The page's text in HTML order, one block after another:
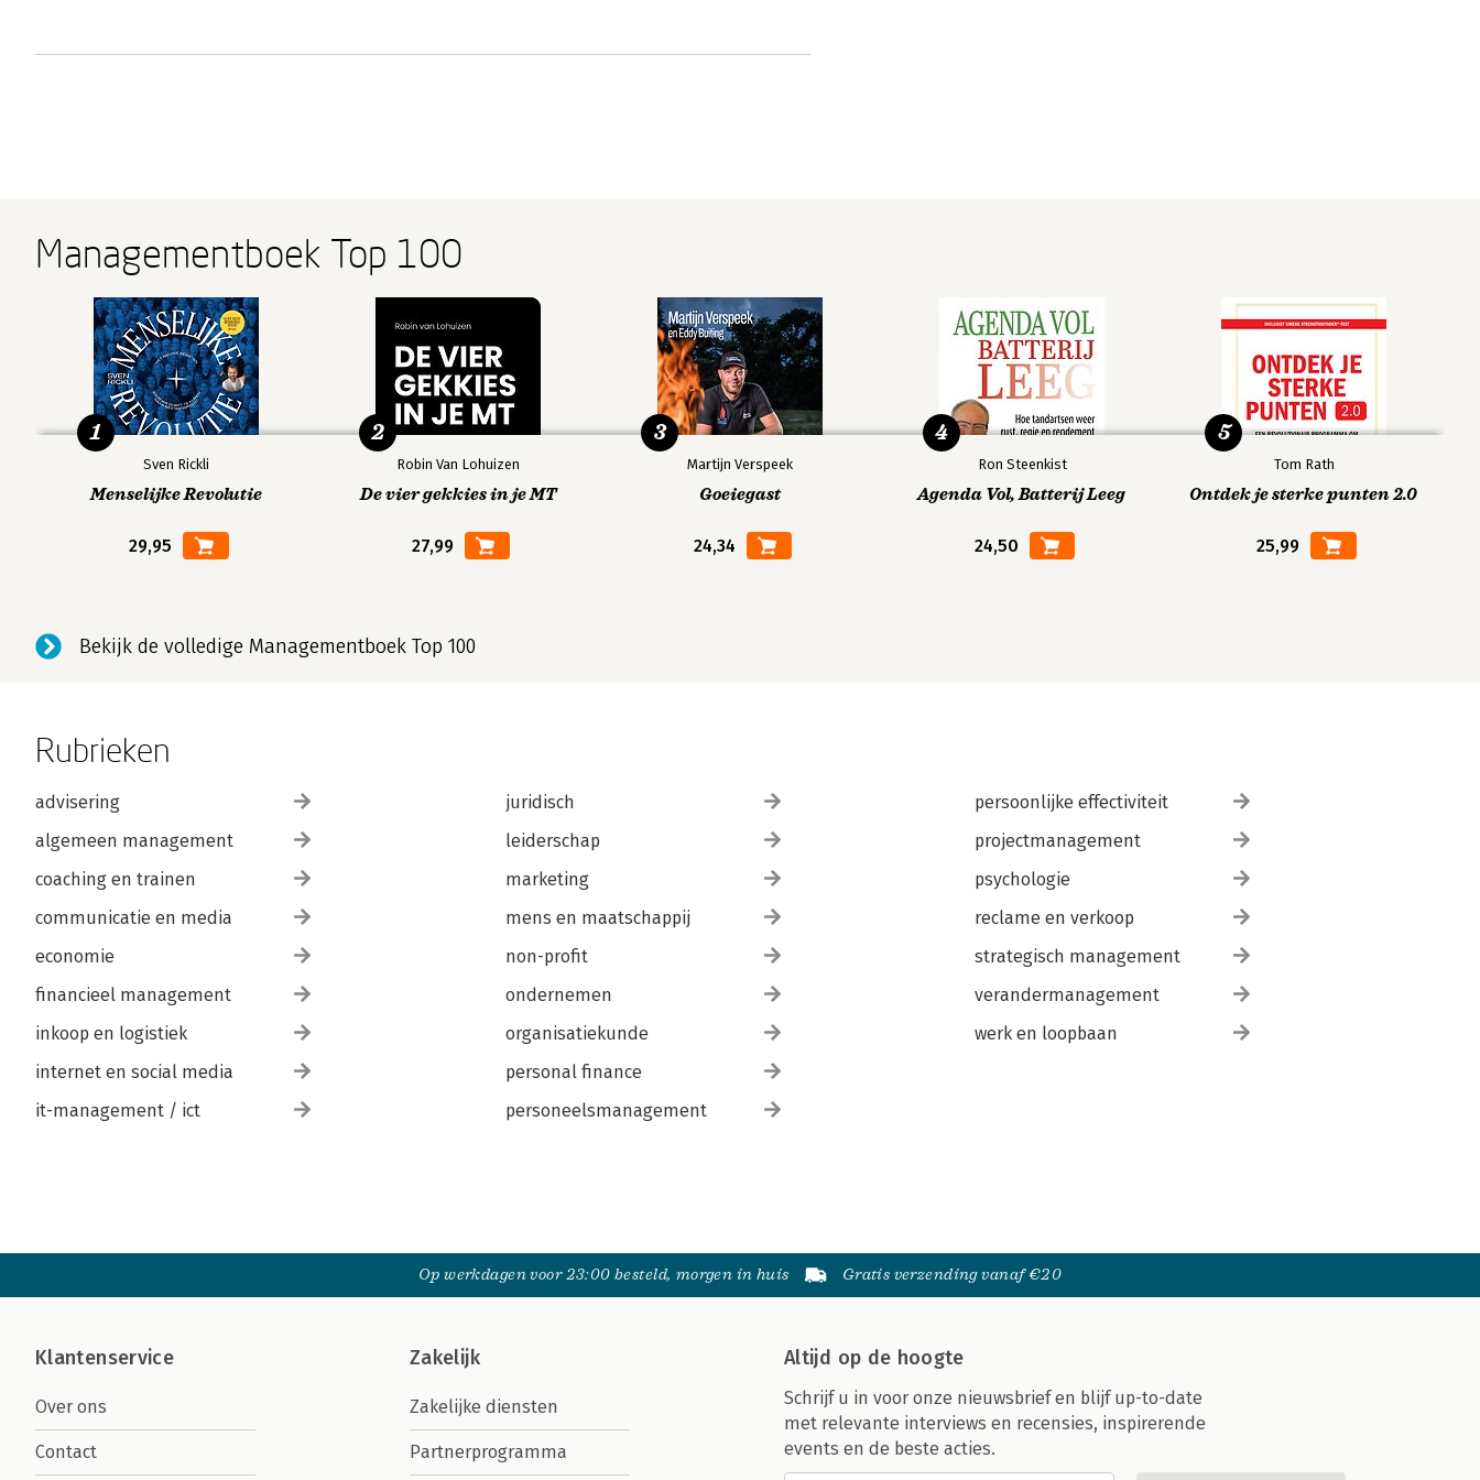
Managementboek Top 100
Sven Rickli
Menselijke Revolutie
29,95
1
Robin Van Lohuizen
De vier gekkies in je MT
27,99
2
Martijn Verspeek
Goeiegast
24,34
3
Ron Steenkist
Agenda Vol, Batterij Leeg
24,50
4
Tom Rath
Ontdek je sterke punten 2.0
25,99
5
Bekijk de volledige Managementboek Top 100
Rubrieken
advisering
algemeen management
coaching en trainen
communicatie en media
economie
financieel management
inkoop en logistiek
internet en social media
it-management / ict
juridisch
leiderschap
marketing
mens en maatschappij
non-profit
ondernemen
organisatiekunde
personal finance
personeelsmanagement
persoonlijke effectiviteit
projectmanagement
psychologie
reclame en verkoop
strategisch management
verandermanagement
werk en loopbaan
Op werkdagen voor 23:00 besteld, morgen in huis Gratis verzending vanaf €20
Klantenservice
Over ons
Contact
Zakelijk
Zakelijke diensten
Partnerprogramma
Altijd op de hoogte
Schrijf u in voor onze nieuwsbrief en blijf up-to-date
met relevante interviews en recensies, inspirerende
events en de beste acties.